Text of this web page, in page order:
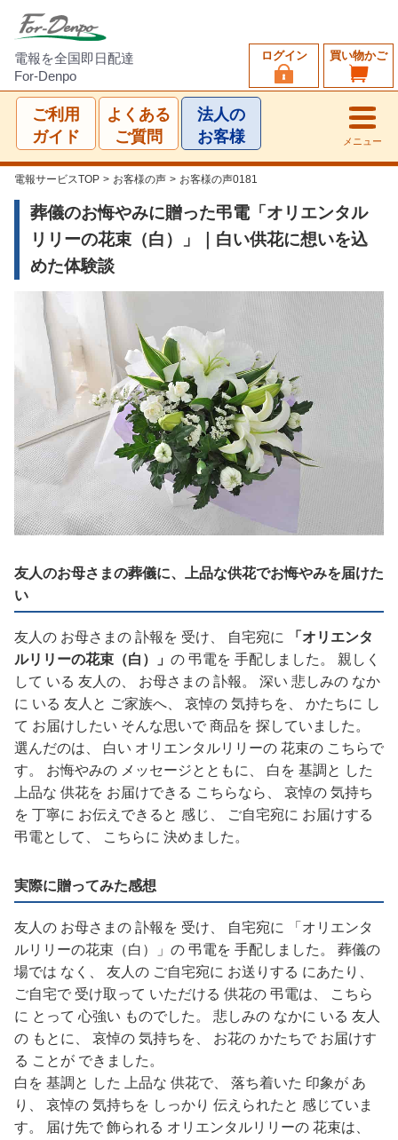
電報を全国即日配達
For-Denpo
買い物かご
ログイン
ご利用
ガイド
よくある
ご質問
法人の
お客様
メニュー
電報サービスTOP > お客様の声 > お客様の声0181
葬儀のお悔やみに贈った弔電「オリエンタル
リリーの花束（白）」｜白い供花に想いを込
めた体験談
友人のお母さまの葬儀に、上品な供花でお悔やみを届けた
い
友人の お母さまの 訃報を 受け、 自宅宛に
「オリエンタ
ルリリーの花束（白）」 の 弔電を 手配しました。 親しく
して いる 友人の、 お母さまの 訃報。 深い 悲しみの なか
に いる 友人と ご家族へ、 哀悼の 気持ちを、 かたちに し
て お届けしたい そんな思いで 商品を 探していました。
選んだのは、 白い オリエンタルリリーの 花束の こちらで
す。 お悔やみの メッセージとともに、 白を 基調と した
上品な 供花を お届けできる こちらなら、 哀悼の 気持ち
を 丁寧に お伝えできると 感じ、 ご自宅宛に お届けする
弔電として、 こちらに 決めました。
実際に贈ってみた感想
友人の お母さまの 訃報を 受け、 自宅宛に 「オリエンタ
ルリリーの花束（白）」の 弔電を 手配しました。 葬儀の
場では なく、 友人の ご自宅宛に お送りする にあたり、
ご自宅で 受け取って いただける 供花の 弔電は、 こちら
に とって 心強い ものでした。 悲しみの なかに いる 友人
の もとに、 哀悼の 気持ちを、 お花の かたちで お届けす
る ことが できました。
白を 基調と した 上品な 供花で、 落ち着いた 印象が あ
り、 哀悼の 気持ちを しっかり 伝えられたと 感じていま
す。 届け先で 飾られる オリエンタルリリーの 花束は、